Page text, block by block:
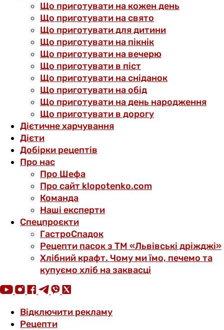
Що приготувати на кожен день
Що приготувати на свято
Що приготувати для дитини
Що приготувати на пікнік
Що приготувати на вечерю
Що приготувати в піст
Що приготувати на сніданок
Що приготувати на обід
Що приготувати на день народження
Що приготувати в дорогу
Дієтичне харчування
Дієти
Добірки рецептів
Про нас
Про Шефа
Про сайт klopotenko.com
Команда
Наші експерти
Спецпроєкти
ГастроСпадок
Рецепти пасок з ТМ «Львівські дріжджі»
Хлібний крафт. Чому ми їмо, печемо та
купуємо хліб на заквасці
Відключити рекламу
Рецепти